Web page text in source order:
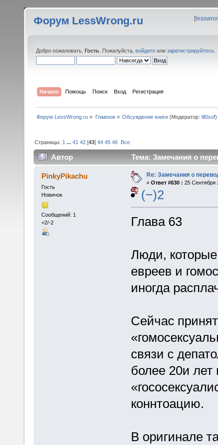
Форум LessWrong.ru [
Добро пожаловать, Гость . Пожалуйста, войдите или зарегистрируйтесь
Начало Помощь Поиск Вход Регистрация
Форум LessWrong.ru » Главное» Обсуждение книги(Модератор: fil0sof)
Страницы: 1 ...41 42 [43]44 45 46 Все
Автор Тема: Замечания о
PinkyPikachu
Гость
Новичок
Сообщений: 1
+2/-2
Re: Замечания о
« Ответ #630 : 25 Сентября
(−)2
Глава 63
Люди,
евреев и
иногда
Сейчас
связи с
более 20и
коннтоацию.
В оригинале